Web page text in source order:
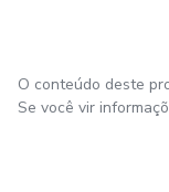
O conteúdo deste
Se você vir